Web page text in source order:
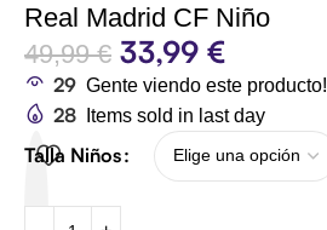
Real Madrid CF Niño
49,99€ 33,99 €
29 Gente viendo este producto!
28 Items sold in last day
Talla Niños